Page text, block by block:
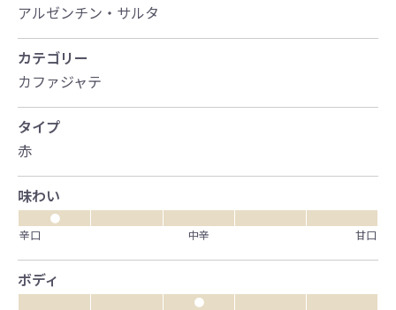
アルゼンチン・サルタ
カテゴリー
カファジャテ
タイプ
赤
味わい
●
辛口
中辛 甘口
ボディ
●